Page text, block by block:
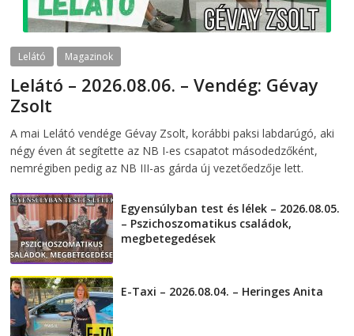
Lelátó Magazinok
Lelátó – 2026.08.06. – Vendég: Gévay
Zsolt
A mai Lelátó vendége Gévay Zsolt, korábbi paksi labdarúgó, aki
négy éven át segítette az NB I-es csapatot másodedzőként,
nemrégiben pedig az NB III-as gárda új vezetőedzője lett.
Egyensúlyban test és lélek – 2026.08.05.
– Pszichoszomatikus családok,
megbetegedések
E-Taxi – 2026.08.04. – Heringes Anita